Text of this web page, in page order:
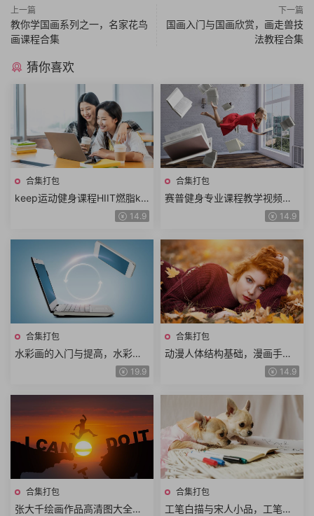
上一篇
教你学国画系列之一，名家花鸟
画课程合集
下一篇
国画入门与国画欣赏，画走兽技
法教程合集
猜你喜欢
合集打包
keep运动健身课程HIIT燃脂ke
ep腹肌keep会员精讲keep付
费class动作示范现场教学
14.9
合集打包
赛普健身专业课程教学视频训
练动作工具图表中外文献背部
14.9
合集打包
水彩画的入门与提高，水彩画
19.9
合集打包
动漫人体结构基础，漫画手绘
14.9
合集打包
张大千绘画作品高清图大全，
合集打包
工笔白描与宋人小品，工笔画